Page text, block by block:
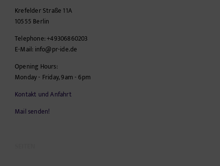
Krefelder Straße 11A
10555 Berlin
Telephone:+49306860203
E-Mail: info@pr-ide.de
Opening Hours:
Monday - Friday, 9am - 6pm
Kontakt und Anfahrt
Mail senden!